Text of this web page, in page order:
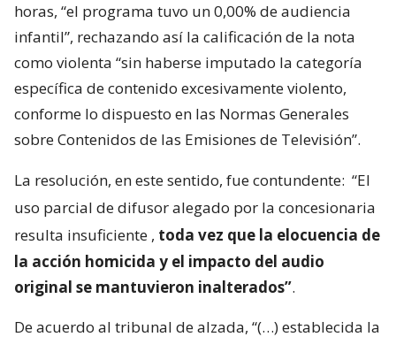
horas, “el programa tuvo un 0,00% de audiencia
infantil”, rechazando así la calificación de la nota
como violenta “sin haberse imputado la categoría
específica de contenido excesivamente violento,
conforme lo dispuesto en las Normas Generales
sobre Contenidos de las Emisiones de Televisión”.
La resolución, en este sentido, fue contundente: “El
uso parcial de difusor alegado por la concesionaria
resulta insuficiente , toda vez que la elocuencia de
la acción homicida y el impacto del audio
original se mantuvieron inalterados”.
De acuerdo al tribunal de alzada, “(…) establecida la